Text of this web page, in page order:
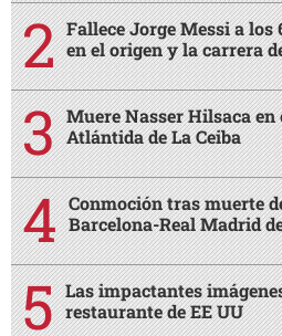
Fallece Jorge Messi a
en el origen y la carrera
Muere Nasser Hilsaca
Atlántida de La Ceiba
Conmoción tras muerte
Barcelona-Real Madrid
Las impactantes
restaurante de EE UU